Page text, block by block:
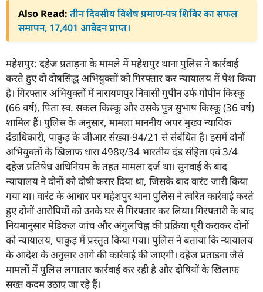
Also Read: तीन दिवसीय विशेष प्रमाण-पत्र शिविर का सफल
समापन, 17,401 आवेदन प्राप्त।
महेशपुर: दहेज प्रताड़ना के मामले में महेशपुर थाना पुलिस ने कार्रवाई
करते हुए दो दोषसिद्ध अभियुक्तों को गिरफ्तार कर न्यायालय में पेश किया
है। गिरफ्तार अभियुक्तों में नारायणपुर निवासी गुपीन उर्फ गोपीन किस्कू
(66 वर्ष), पिता स्व. सकल किस्कू और उसके पुत्र सुभाष किस्कू (36 वर्ष)
शामिल हैं। पुलिस के अनुसार, मामला माननीय अपर मुख्य न्यायिक
दंडाधिकारी, पाकुड़ के जीआर संख्या-94/21 से संबंधित है। इसमें दोनों
अभियुक्तों के खिलाफ धारा 498ए/34 भारतीय दंड संहिता एवं 3/4
दहेज प्रतिषेध अधिनियम के तहत मामला दर्ज था। सुनवाई के बाद
न्यायालय ने दोनों को दोषी करार दिया था, जिसके बाद वारंट जारी किया
गया था। वारंट के आधार पर महेशपुर थाना पुलिस ने त्वरित कार्रवाई करते
हुए दोनों आरोपियों को उनके घर से गिरफ्तार कर लिया। गिरफ्तारी के बाद
नियमानुसार मेडिकल जांच और अंगुलचिह्न की प्रक्रिया पूरी कराकर दोनों
को न्यायालय, पाकुड़ में प्रस्तुत किया गया। पुलिस ने बताया कि न्यायालय
के आदेश के अनुसार आगे की कार्रवाई की जाएगी। दहेज प्रताड़ना जैसे
मामलों में पुलिस लगातार कार्रवाई कर रही है और दोषियों के खिलाफ
सख्त कदम उठाए जा रहे हैं।